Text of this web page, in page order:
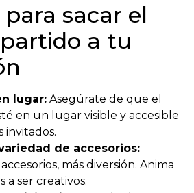
para sacar el
a tu
lugar: Asegúrate de que el
en un lugar visible y accesible
invitados.
de accesorios:
más diversión. Anima
a ser creativos.